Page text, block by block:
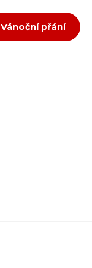
Vánoční přání